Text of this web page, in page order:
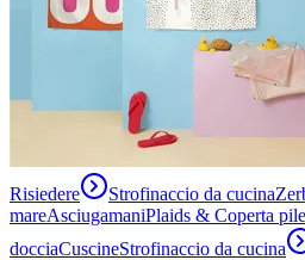
Risiedere Strofinaccio da cucina
mareAsciugamaniPlaids & Coperta pile
docciaCuscineStrofinaccio da cucina